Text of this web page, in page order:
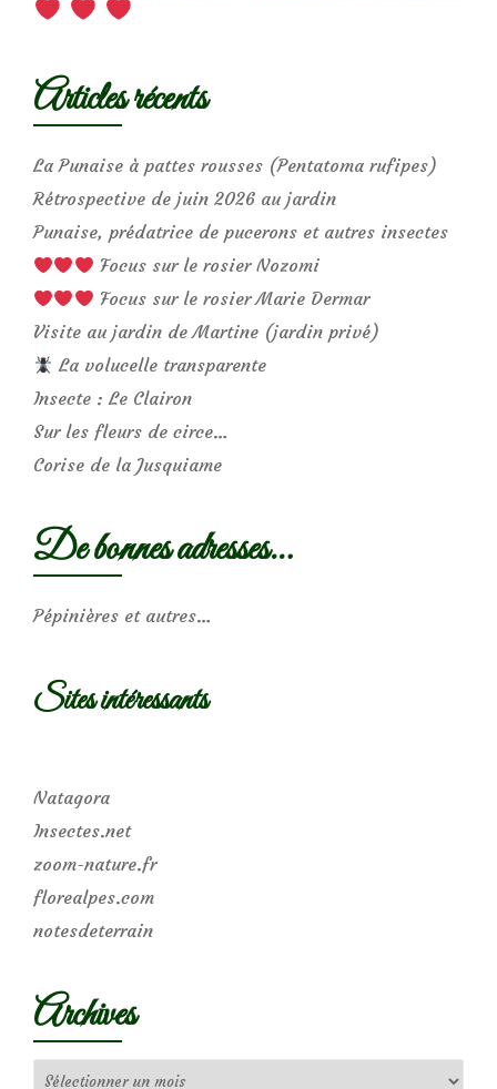
Articles récents
La Punaise à pattes rousses (Pentatoma rufipes)
Rétrospective de juin 2026 au jardin
Punaise, prédatrice de pucerons et autres insectes
Focus sur le rosier Nozomi
Focus sur le rosier Marie Dermar
Visite au jardin de Martine (jardin privé)
La volucelle transparente
Insecte : Le Clairon
Sur les fleurs de circe…
Corise de la Jusquiame
De bonnes adresses…
Pépinières et autres…
Sites intéressants
Natagora
Insectes.net
zoom-nature.fr
florealpes.com
notesdeterrain
Archives